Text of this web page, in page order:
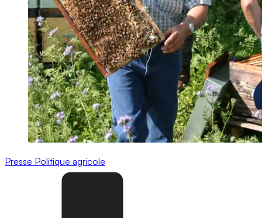
Presse Politique agricole